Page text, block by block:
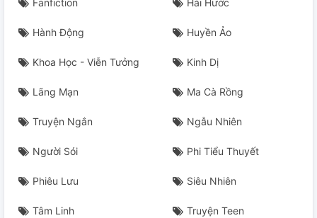
Fanfiction Hài Hước
Hành Động Huyền Ảo
Khoa Học - Viễn Tưởng Kinh Dị
Lãng Mạn Ma Cà Rồng
Truyện Ngắn Ngẫu Nhiên
Người Sói Phi Tiểu Thuyết
Phiêu Lưu Siêu Nhiên
Tâm Linh Truyện Teen